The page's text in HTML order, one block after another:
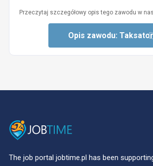
Przeczytaj szczegółowy opis tego zawodu w
Opis zawodu: Taksator
The job portal jobtime.pl has been